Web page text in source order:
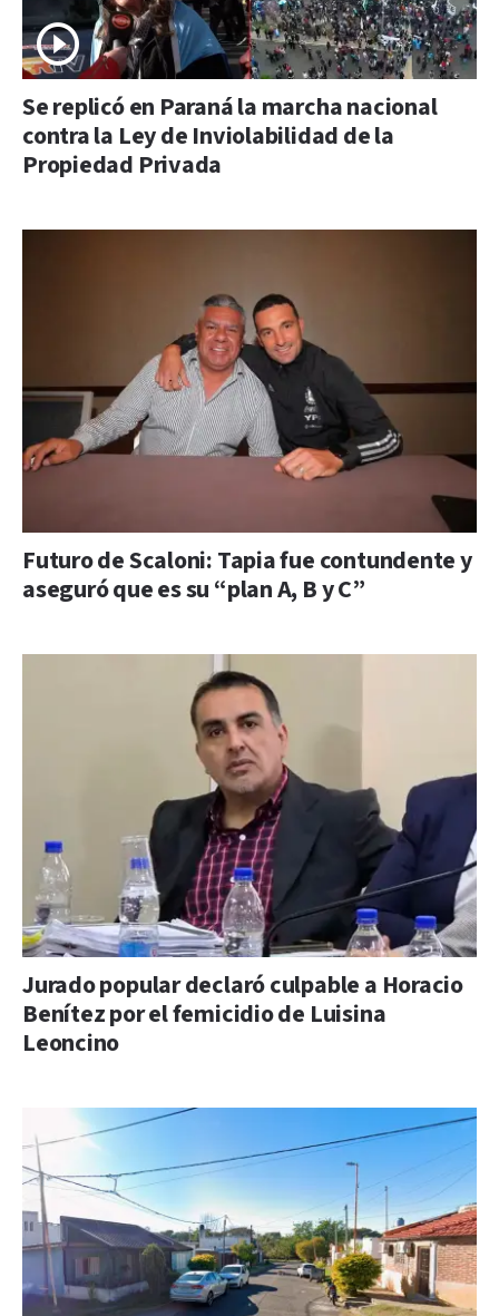
Se replicó en Paraná la marcha nacional
contra la Ley de Inviolabilidad de la
Propiedad Privada
Futuro de Scaloni: Tapia fue contundente y
aseguró que es su “plan A, B y C”
Jurado popular declaró culpable a Horacio
Benítez por el femicidio de Luisina
Leoncino